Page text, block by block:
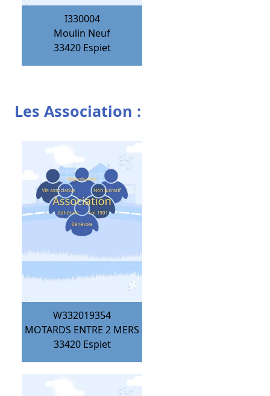
I330004
Moulin Neuf
33420 Espiet
Les Association :
W332019354
MOTARDS ENTRE 2 MERS
33420 Espiet